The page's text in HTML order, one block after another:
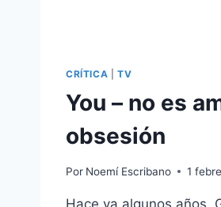
CRÍTICA TV
You – no es
obsesión
Por Noemí Escribano 1
Hace ya algunos años,